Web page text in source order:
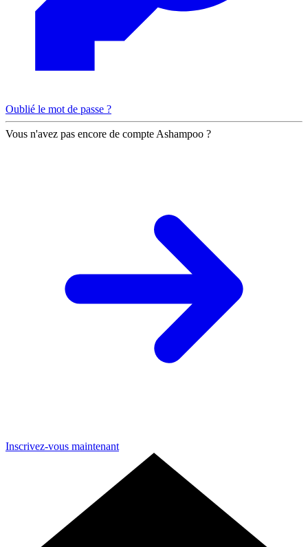
Oublié le mot de passe ?
Vous n'avez pas encore de compte Ashampoo ?
Inscrivez-vous maintenant